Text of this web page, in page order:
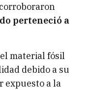
perteneció a
material fósil
debido a su
expuesto a la